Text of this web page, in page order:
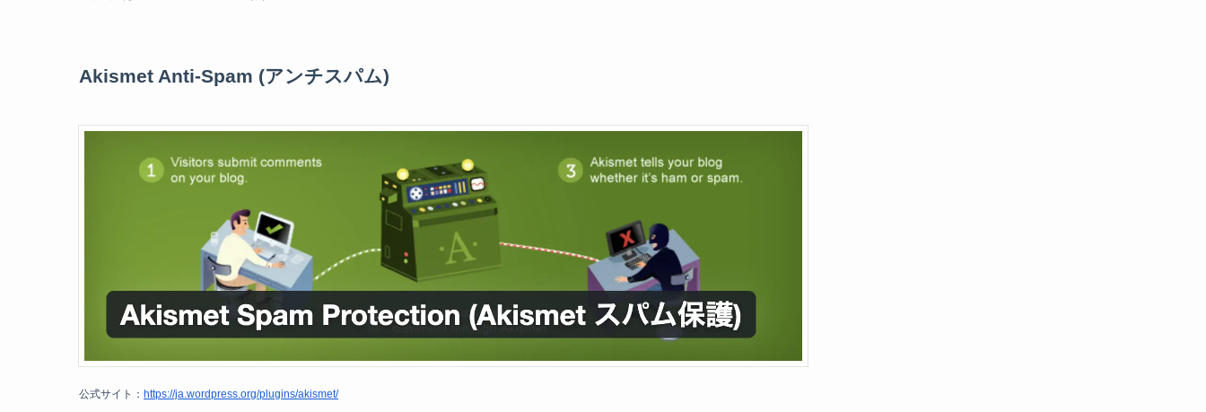
Akismet Anti-Spam (アンチスパム)
公式サイト： https://ja.wordpress.org/plugins/akismet/